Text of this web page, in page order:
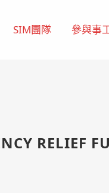
SIM團隊 參與事
RELIEF